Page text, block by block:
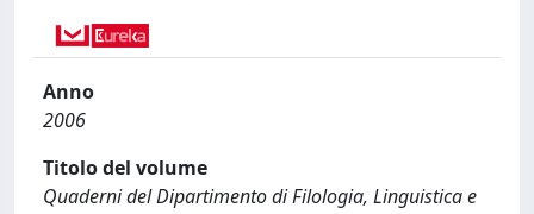
Anno
2006
Titolo del volume
Quaderni del Dipartimento di Filologia, Linguistica e